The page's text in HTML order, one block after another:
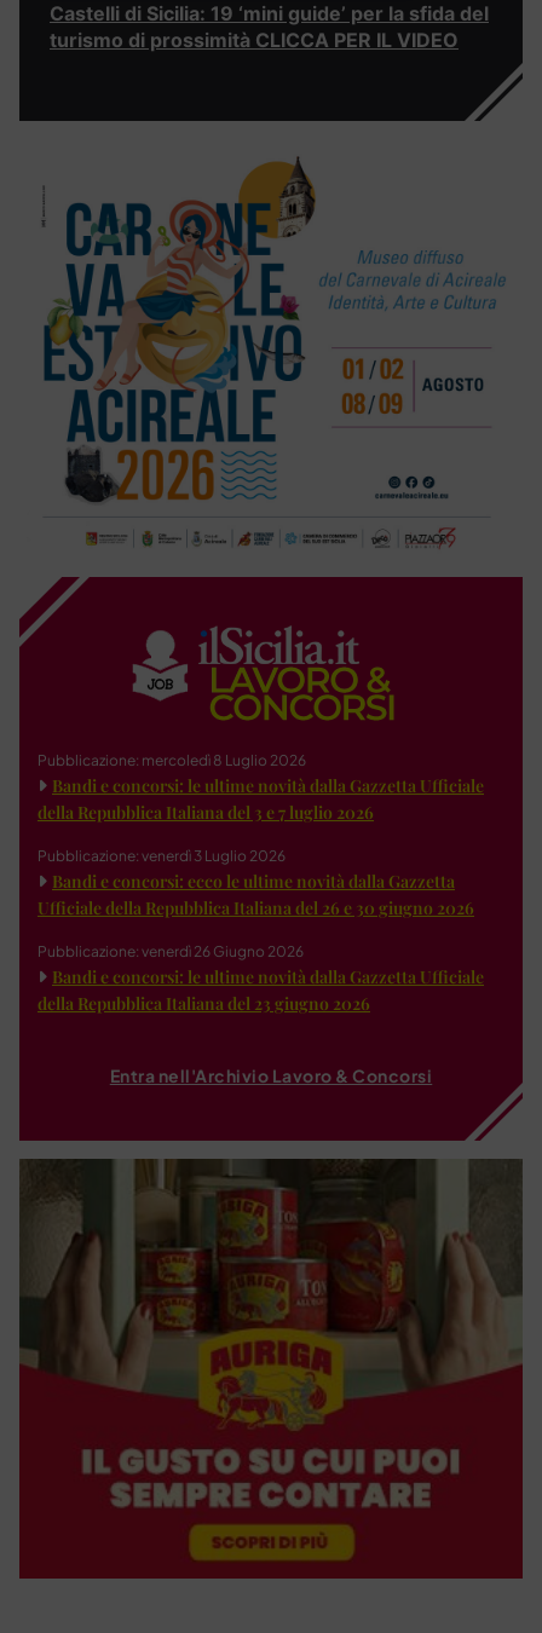
Castelli di Sicilia: 19 ‘mini guide’ per la sfida del
turismo di prossimità CLICCA PER IL VIDEO
Pubblicazione: mercoledì 8 Luglio 2026
Bandi e concorsi: le ultime novità dalla Gazzetta Ufficiale
della Repubblica Italiana del 3 e 7 luglio 2026
Pubblicazione: venerdì 3 Luglio 2026
Bandi e concorsi: ecco le ultime novità dalla Gazzetta
Ufficiale della Repubblica Italiana del 26 e 30 giugno 2026
Pubblicazione: venerdì 26 Giugno 2026
Bandi e concorsi: le ultime novità dalla Gazzetta Ufficiale
della Repubblica Italiana del 23 giugno 2026
Entra nell'Archivio Lavoro & Concorsi